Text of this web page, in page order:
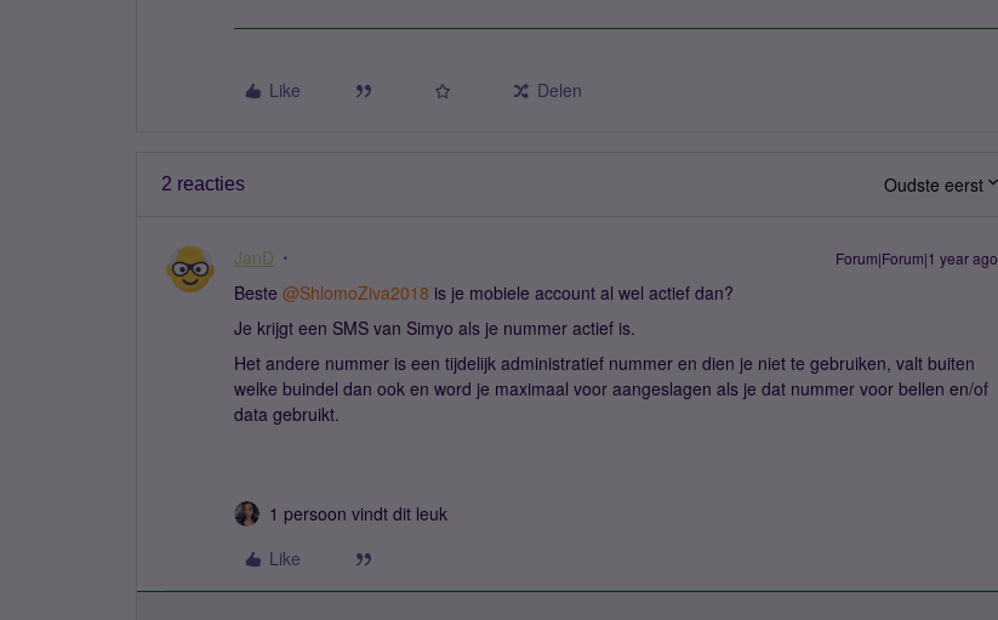
Like Delen
2 reacties Oudste eerst
JanD Forum|Forum|1 year ago
Beste ​ @ShlomoZiva2018 is je mobiele account al wel actief dan?
Je krijgt een SMS van Simyo als je nummer actief is.
Het andere nummer is een tijdelijk administratief nummer en dien je niet te gebruiken, valt buiten
welke buindel dan ook en word je maximaal voor aangeslagen als je dat nummer voor bellen en/of
data gebruikt.
1 persoon vindt dit leuk
Like